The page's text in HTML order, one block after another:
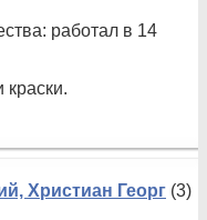
работал в 14
краски.
Христиан Георг (3)